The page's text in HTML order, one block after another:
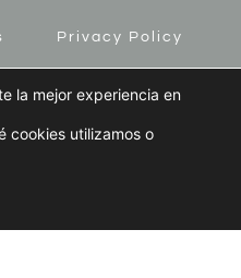
Privacy Policy
la mejor experiencia en
cookies utilizamos o